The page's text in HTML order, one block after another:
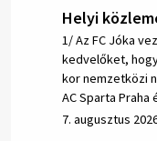
Helyi
1/ Az FC Jóka
kedvelőket,
kor nemzetközi
AC Sparta
7. augusztus